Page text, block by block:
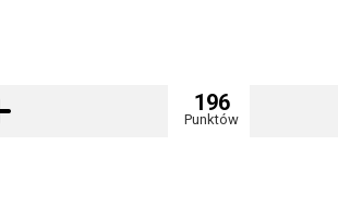
196
Punktów